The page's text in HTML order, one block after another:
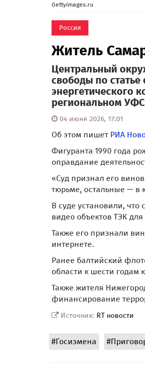
Gettyimages.ru
Россия
Житель
Центральный
свободы по
энергетического
региональном
04 июня 2026, 17:01
Об этом пишет РИА
Фигуранта 1990 года
оправдание
«Суд признал его
тюрьме, остальные — в
В суде установили,
видео объектов ТЭК
Также его признали
интернете.
Ранее балтийский
области к шести
Также жителя
финансирование
Источник: RT новости
#Госизмена